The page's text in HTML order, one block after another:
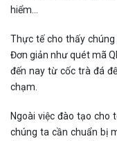
hiểm…
Thực tế cho thấy
Đơn giản như quét mã
đến nay từ cốc trà đá
chạm.
Ngoài việc đào tạo cho
chúng ta cần chuẩn bị